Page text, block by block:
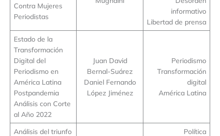
Contra Mujeres
Periodistas
informativo
Libertad de prensa
Estado de la
Transformación
Digital del
Periodismo en
América Latina
Postpandemia
Análisis con Corte
al Año 2022
Juan David
Bernal-Suárez
Daniel Fernando
López Jiménez
Periodismo
Transformación
digital
América Latina
Análisis del triunfo
Política